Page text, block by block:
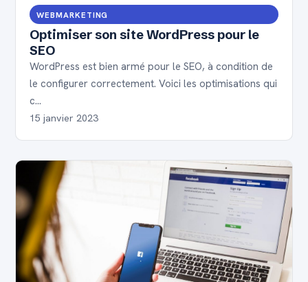
WEBMARKETING
Optimiser son site WordPress pour le
SEO
WordPress est bien armé pour le SEO, à condition de
le configurer correctement. Voici les optimisations qui
c…
15 janvier 2023